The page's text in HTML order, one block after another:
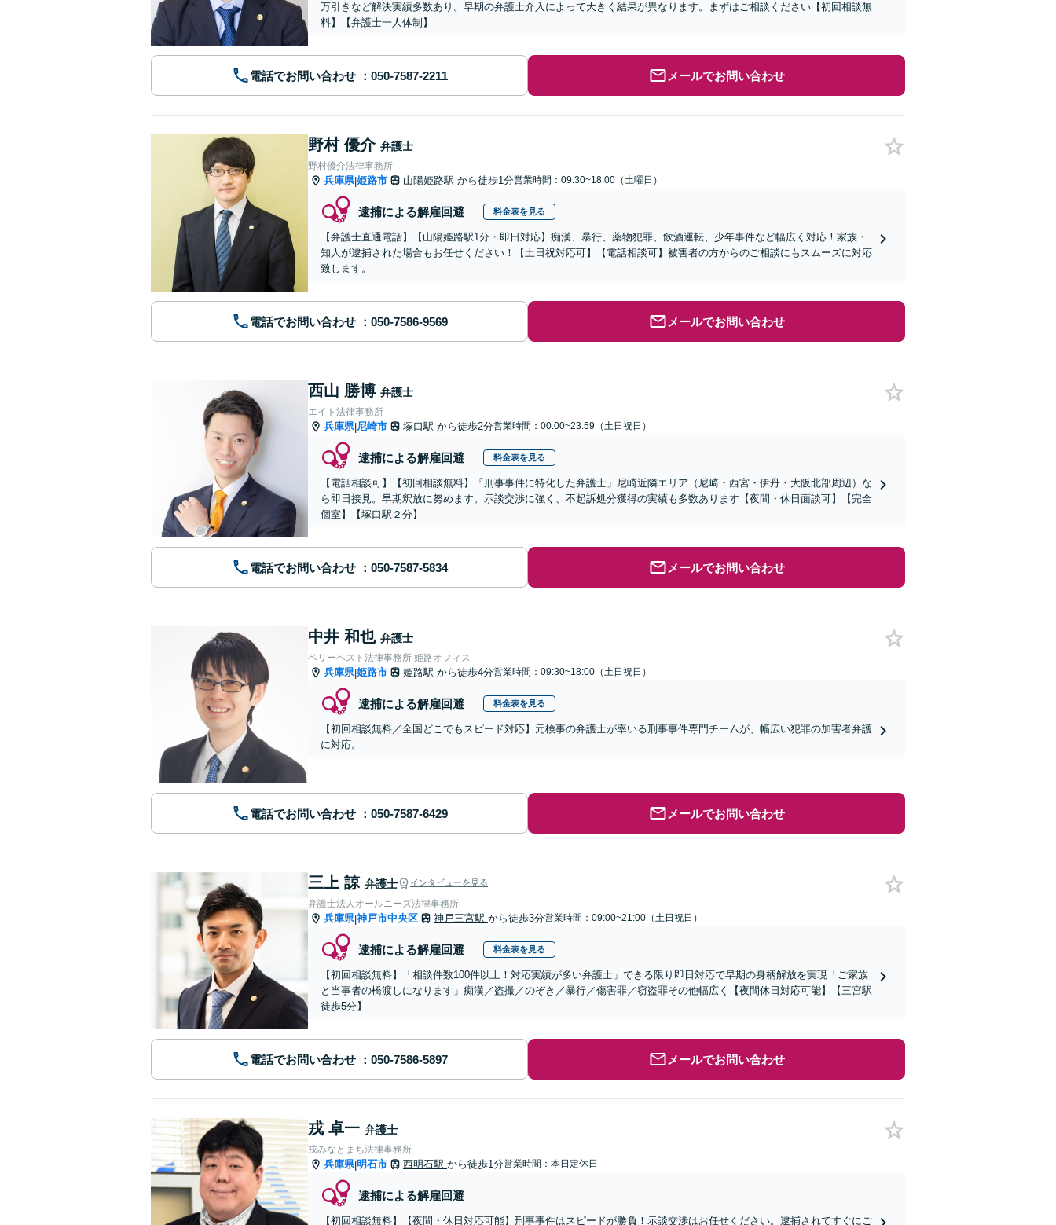
万引きなど解決実績多数あり。早期の弁護士介入によって大きく結果が異なります。まずはご相談ください【初回相談無
料】【弁護士一人体制】
電話でお問い合わせ メールでお問い合わせ
野村 優介 弁護士
野村優介法律事務所
兵庫県|姫路市 山陽姫路駅 から徒歩1分営業時間：09:30~18:00（土曜日）
逮捕による解雇回避 料金表を見る
【弁護士直通電話】【山陽姫路駅1分・即日対応】痴漢、暴行、薬物犯罪、飲酒運転、少年事件など幅広く対応！家族・
知人が逮捕された場合もお任せください！【土日祝対応可】【電話相談可】被害者の方からのご相談にもスムーズに対応
致します。
電話でお問い合わせ メールでお問い合わせ
西山 勝博 弁護士
エイト法律事務所
兵庫県|尼崎市 塚口駅 から徒歩2分営業時間：00:00~23:59（土日祝日）
逮捕による解雇回避 料金表を見る
【電話相談可】【初回相談無料】「刑事事件に特化した弁護士」尼崎近隣エリア（尼崎・西宮・伊丹・大阪北部周辺）な
ら即日接見。早期釈放に努めます。示談交渉に強く、不起訴処分獲得の実績も多数あります【夜間・休日面談可】【完全
個室】【塚口駅２分】
電話でお問い合わせ メールでお問い合わせ
中井 和也 弁護士
ベリーベスト法律事務所 姫路オフィス
兵庫県|姫路市 姫路駅 から徒歩4分営業時間：09:30~18:00（土日祝日）
逮捕による解雇回避 料金表を見る
【初回相談無料／全国どこでもスピード対応】元検事の弁護士が率いる刑事事件専門チームが、幅広い犯罪の加害者弁護
に対応。
電話でお問い合わせ メールでお問い合わせ
三上 諒 弁護士 インタビューを見る
弁護士法人オールニーズ法律事務所
兵庫県|神戸市中央区 神戸三宮駅 から徒歩3分営業時間：09:00~21:00（土日祝日）
逮捕による解雇回避 料金表を見る
【初回相談無料】「相談件数100件以上！対応実績が多い弁護士」できる限り即日対応で早期の身柄解放を実現「ご家族
と当事者の橋渡しになります」痴漢／盗撮／のぞき／暴行／傷害罪／窃盗罪その他幅広く【夜間休日対応可能】【三宮駅
徒歩5分】
電話でお問い合わせ メールでお問い合わせ
戎 卓一 弁護士
戎みなとまち法律事務所
兵庫県|明石市 西明石駅 から徒歩1分営業時間：本日定休日
逮捕による解雇回避
【初回相談無料】【夜間・休日対応可能】刑事事件はスピードが勝負！示談交渉はお任せください。逮捕されてすぐにご